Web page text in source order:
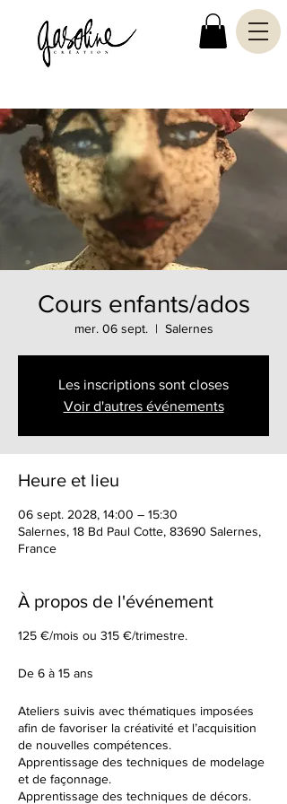
Cours enfants/ados
mer. 06 sept.
  |
Salernes
Les inscriptions sont closes
Voir d'autres événements
Heure et lieu
06 sept. 2028, 14:00 – 15:30
Salernes, 18 Bd Paul Cotte, 83690 Salernes,
France
À propos de l'événement
125 €/mois ou 315 €/trimestre.
De 6 à 15 ans
Ateliers suivis avec thématiques imposées
afin de favoriser la créativité et l’acquisition
de nouvelles compétences.
Apprentissage des techniques de modelage
et de façonnage.
Apprentissage des techniques de décors.